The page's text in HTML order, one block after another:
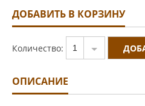
ДОБАВИТЬ В КОРЗИНУ
Количество: 1
ОПИСАНИЕ